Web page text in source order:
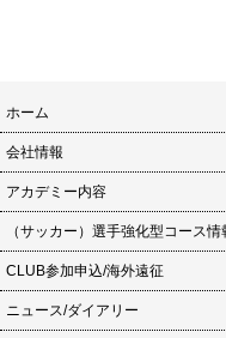
ホーム
会社情報
アカデミー内容
（サッカー）選手強化型コース情
CLUB参加申込/海外遠征
ニュース/ダイアリー